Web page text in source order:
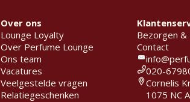
Over ons
Lounge Loyalty
Over Perfume Lounge
Ons team
Vacatures
Veelgestelde vragen
Relatiegeschenken
Bezorgen &
Contact
020-
Cornelis
1075 NC